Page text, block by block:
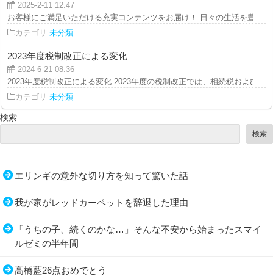
2025-2-11 12:47
お客様にご満足いただける充実コンテンツをお届け！ 日々の生活を豊か
カテゴリ 未分類
2023年度税制改正による変化
2024-6-21 08:36
2023年度税制改正による変化 2023年度の税制改正では、相続税および贈
カテゴリ 未分類
検索
検索
エリンギの意外な切り方を知って驚いた話
我が家がレッドカーペットを辞退した理由
「うちの子、続くのかな…」そんな不安から始まったスマイ
ルゼミの半年間
高橋藍26点おめでとう